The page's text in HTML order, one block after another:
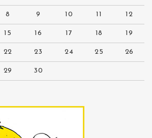
8 9 10 11 12
15 16 17 18 19
22 23 24 25 26
29 30